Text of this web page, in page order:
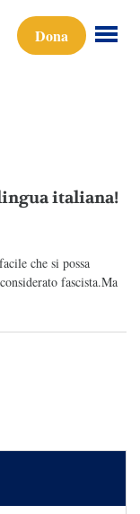
Dona
italiana!
che si possa
fascista.Ma